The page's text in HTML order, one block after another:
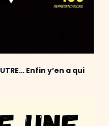
Enfin y’en a qui